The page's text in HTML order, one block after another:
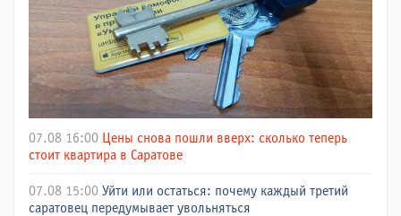
07.08 16:00 Цены снова пошли вверх: сколько теперь
стоит квартира в Саратове
07.08 15:00 Уйти или остаться: почему каждый третий
саратовец передумывает увольняться